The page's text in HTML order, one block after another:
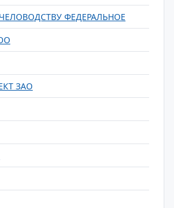
ФЕДЕРАЛЬНОЕ
ЗАО